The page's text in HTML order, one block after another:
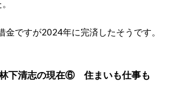
金ですが2024年に完済したそうです。
下清志の現在⑥ 住まいも仕事も